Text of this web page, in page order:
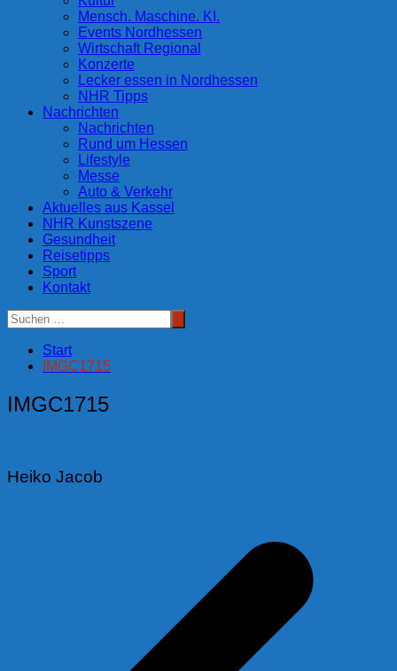
Mensch. Maschine. KI.
Events Nordhessen
Wirtschaft Regional
Konzerte
Lecker essen in Nordhessen
NHR Tipps
Nachrichten
Nachrichten
Rund um Hessen
Lifestyle
Messe
Auto & Verkehr
Aktuelles aus Kassel
NHR Kunstszene
Gesundheit
Reisetipps
Sport
Kontakt
Start
IMGC1715
IMGC1715
Heiko Jacob